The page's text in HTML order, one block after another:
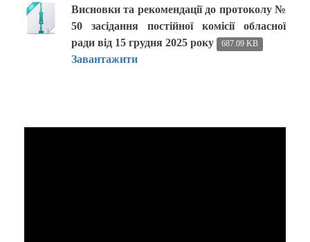
Висновки та рекомендації до протоколу №
50 засідання постійної комісії обласної
ради від 15 грудня 2025 року
687.09 KB
Завантажити